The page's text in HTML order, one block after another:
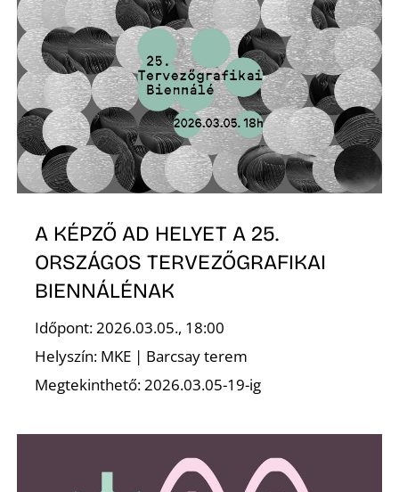
A KÉPZŐ AD HELYET A 25.
ORSZÁGOS TERVEZŐGRAFIKAI
BIENNÁLÉNAK
Időpont: 2026.03.05., 18:00
Helyszín: MKE | Barcsay terem
Megtekinthető: 2026.03.05-19-ig